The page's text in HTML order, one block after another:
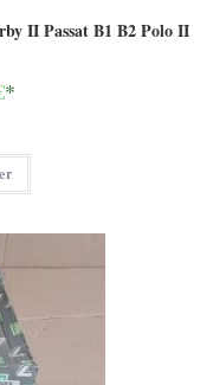
II Passat B1 B2 Polo II
*